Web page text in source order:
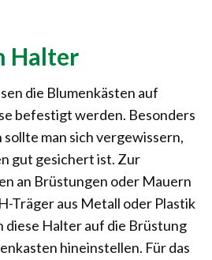
Halter
die Blumenkästen auf
befestigt werden. Besonders
man sich vergewissern,
gut gesichert ist. Zur
an Brüstungen oder Mauern
Träger aus Metall oder Plastik
diese Halter auf die Brüstung
hineinstellen. Für das